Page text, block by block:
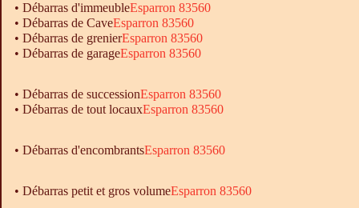
• Débarras d'immeubleEsparron 83560
• Débarras de CaveEsparron 83560
• Débarras de grenierEsparron 83560
• Débarras de garageEsparron 83560
• Débarras de successionEsparron 83560
• Débarras de tout locauxEsparron 83560
• Débarras d'encombrantsEsparron 83560
• Débarras petit et gros volumeEsparron 83560